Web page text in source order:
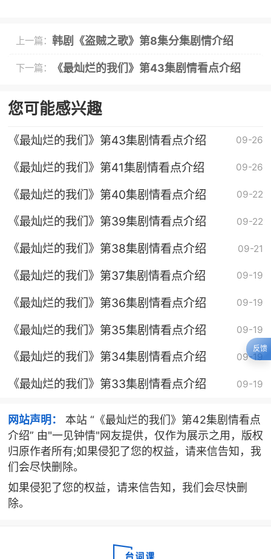
上一篇： 韩剧《盗贼之歌》第8集分集剧情介绍
下一篇： 《最灿烂的我们》第43集剧情看点介绍
您可能感兴趣
《最灿烂的我们》第43集剧情看点介绍 09-26
《最灿烂的我们》第41集剧情看点介绍 09-26
《最灿烂的我们》第40集剧情看点介绍 09-22
《最灿烂的我们》第39集剧情看点介绍 09-22
《最灿烂的我们》第38集剧情看点介绍 09-21
《最灿烂的我们》第37集剧情看点介绍 09-19
《最灿烂的我们》第36集剧情看点介绍 09-19
《最灿烂的我们》第35集剧情看点介绍 09-19
《最灿烂的我们》第34集剧情看点介绍 09-19
《最灿烂的我们》第33集剧情看点介绍 09-19
网站声明：
本站 “《最灿烂的我们》第42集剧情看点
介绍” 由"一见钟情"网友提供，仅作为展示之用，版权
归原作者所有;如果侵犯了您的权益，请来信告知，我
们会尽快删除。
如果侵犯了您的权益，请来信告知，我们会尽快删
除。
反馈